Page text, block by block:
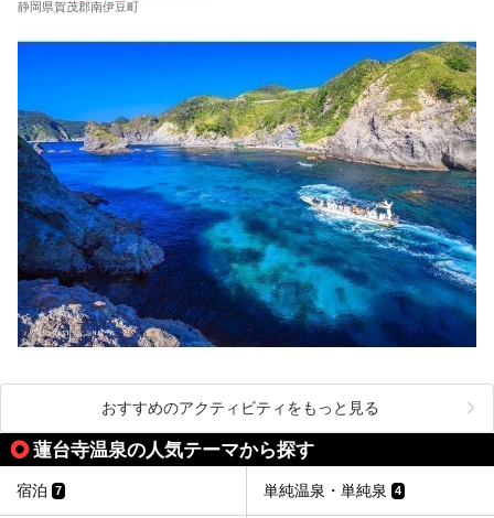
静岡県賀茂郡南伊豆町
おすすめのアクティビティをもっと見る
蓮台寺温泉の人気テーマから探す
宿泊 7 単純温泉・単純泉 4